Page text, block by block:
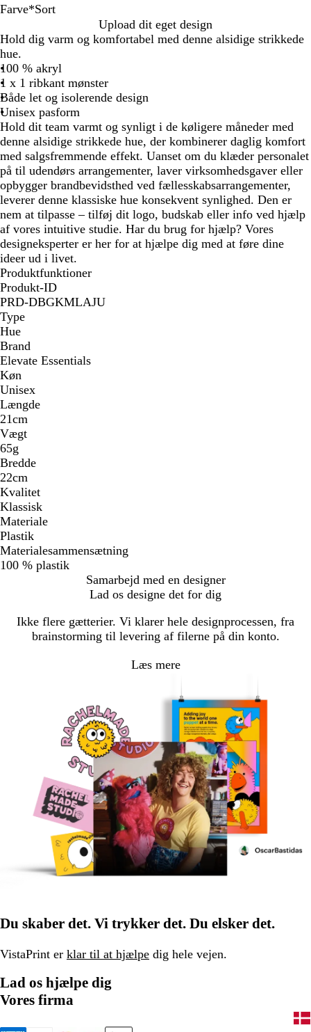
Farve*Sort
o
r
t
a
r
i
n
e
b
l
å
t
o
r
m
g
r
å
ø
d
Upload dit eget design
Hold dig varm og komfortabel med denne alsidige strikkede
hue.
100 % akryl
1 x 1 ribkant mønster
Både let og isolerende design
Unisex pasform
Hold dit team varmt og synligt i de køligere måneder med
denne alsidige strikkede hue, der kombinerer daglig komfort
med salgsfremmende effekt. Uanset om du klæder personalet
på til udendørs arrangementer, laver virksomhedsgaver eller
opbygger brandbevidsthed ved fællesskabsarrangementer,
leverer denne klassiske hue konsekvent synlighed. Den er
nem at tilpasse – tilføj dit logo, budskab eller info ved hjælp
af vores intuitive studie. Har du brug for hjælp? Vores
designeksperter er her for at hjælpe dig med at føre dine
ideer ud i livet.
Produktfunktioner
Produkt-ID
PRD-DBGKMLAJU
Type
Hue
Brand
Elevate Essentials
Køn
Unisex
Længde
21cm
Vægt
65g
Bredde
22cm
Kvalitet
Klassisk
Materiale
Plastik
Materialesammensætning
100 % plastik
Samarbejd med en designer
Lad os designe det for dig
Ikke flere gætterier. Vi klarer hele designprocessen, fra
brainstorming til levering af filerne på din konto.
Læs mere
Du skaber det. Vi trykker det. Du elsker det.
VistaPrint er klar til at hjælpe dig hele vejen.
Lad os hjælpe dig
Vores firma